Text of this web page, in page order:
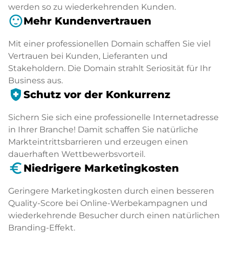
werden so zu wiederkehrenden Kunden.
sentiment_satisfiedMehr Kundenvertrauen
Mit einer professionellen Domain schaffen Sie viel
Vertrauen bei Kunden, Lieferanten und
Stakeholdern. Die Domain strahlt Seriosität für Ihr
Business aus.
health_and_safety Schutz vor der Konkurrenz
Sichern Sie sich eine professionelle Internetadresse
in Ihrer Branche! Damit schaffen Sie natürliche
Markteintrittsbarrieren und erzeugen einen
dauerhaften Wettbewerbsvorteil.
euro_symbol Niedrigere Marketingkosten
Geringere Marketingkosten durch einen besseren
Quality-Score bei Online-Werbekampagnen und
wiederkehrende Besucher durch einen natürlichen
Branding-Effekt.